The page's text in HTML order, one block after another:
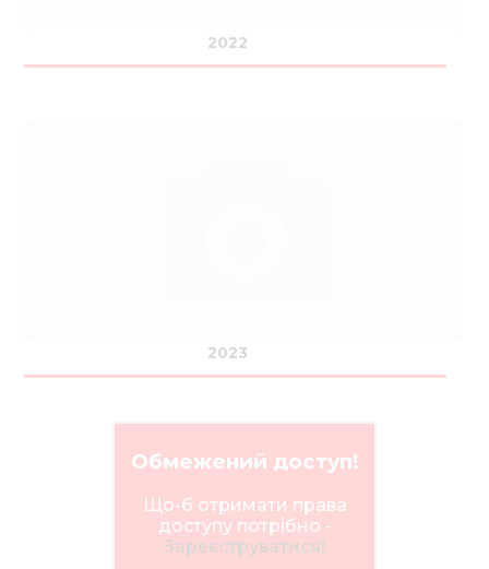
2022
2023
Обмежений доступ!
Що-б отримати права
доступу потрібно -
Зареєструватися!